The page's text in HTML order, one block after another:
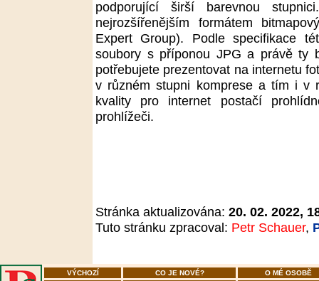
podporující širší barevnou
nejrozšířenějším formátem
Expert Group). Podle specifikace
soubory s příponou JPG a právě ty
potřebujete prezentovat na internetu
v různém stupni komprese a tím i v
kvality pro internet postačí
prohlížeči.
Stránka aktualizována: 20. 02. 2022,
Tuto stránku zpracoval: Petr Schauer,
VÝCHOZÍ CO JE NOVÉ?
O MÉ OSOBĚ